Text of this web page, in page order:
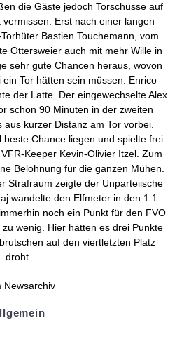
die Gäste jedoch Torschüsse auf
Erst nach einer langen
Bastien Touchemann, vom
Ottersweier auch mit mehr Wille in
sehr gute Chancen heraus, wovon
Tor hätten sein müssen. Enrico
der Latte. Der eingewechselte Alex
schon 90 Minuten in der zweiten
kurzer Distanz am Tor vorbei.
Chance liegen und spielte frei
Keeper Kevin-Olivier Itzel. Zum
Belohnung für die ganzen Mühen.
Strafraum zeigte der Unparteiische
wandelte den Elfmeter in den 1:1
noch ein Punkt für den FVO
wenig. Hier hätten es drei Punkte
auf den viertletzten Platz
droht.
Newsarchiv